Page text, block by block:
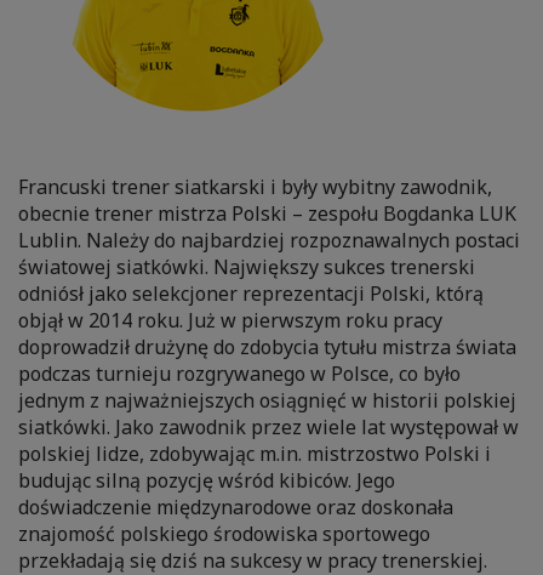
Francuski trener siatkarski i były wybitny zawodnik,
obecnie trener mistrza Polski – zespołu Bogdanka LUK
Lublin. Należy do najbardziej rozpoznawalnych postaci
światowej siatkówki. Największy sukces trenerski
odniósł jako selekcjoner reprezentacji Polski, którą
objął w 2014 roku. Już w pierwszym roku pracy
doprowadził drużynę do zdobycia tytułu mistrza świata
podczas turnieju rozgrywanego w Polsce, co było
jednym z najważniejszych osiągnięć w historii polskiej
siatkówki. Jako zawodnik przez wiele lat występował w
polskiej lidze, zdobywając m.in. mistrzostwo Polski i
budując silną pozycję wśród kibiców. Jego
doświadczenie międzynarodowe oraz doskonała
znajomość polskiego środowiska sportowego
przekładają się dziś na sukcesy w pracy trenerskiej.